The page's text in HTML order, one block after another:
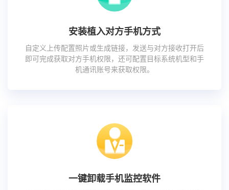
安装植入对方手机方式
自定义上传配置照片或生成链接，发送与对方接收打开后
即可完成获取对方手机权限，还可配置目标系统机型和手
机通讯账号来获取权限。
一键卸载手机监控软件